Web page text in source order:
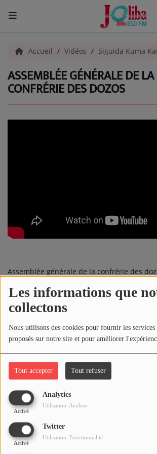
Les informations que
collectons
Nous utilisons des cookies pour fournir les
proposés sur notre site et pour améliorer
Tout accepter Tout refuser
Analytics
Activé
Utilisation: Analyse
Twitter
Activé
Utilisation: Fonctionnalité
ACCUEIL
Pour Vous
ACTUALITÉS
EMISSIONS
TOP 10
ARTISTES
PHOTOS
PODCASTS
VIDÉOS
Joliba TV News / FM
NOTRE ACTU
Accueil Vidéos Siguida Kuma
ASSEMBLÉE GÉNÉRALE DE LA
CONFRÉRIE DES DOZOS
Assemblée générale de la confrérie des
Commentaires(0)
SE CONNECTER